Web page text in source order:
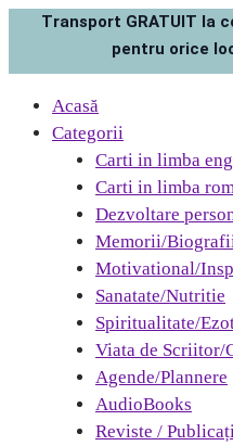
Transport GRATUIT la
pentru orice
Acasă
Categorii
Carti in limba
Carti in limba
Dezvoltare
Memorii/
Motivational/
Sanatate/Nutritie
Spiritualitate/
Viata de Scriitor/
Agende/Plannere
AudioBooks
Reviste /